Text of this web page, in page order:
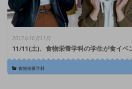
2017年10月31日
11/11(土)、食物栄養学科の学生が食イベ
食物栄養学科